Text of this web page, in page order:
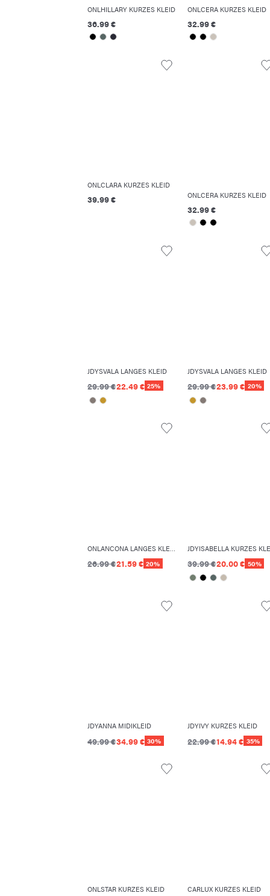
ONLHILLARY KURZES KLEID
36.99 €
ONLCERA KURZES KLEID
32.99 €
ONLCLARA KURZES KLEID
39.99 € ONLCERA KURZES KLEID
32.99 €
JDYSVALA LANGES KLEID
29.99 €22.49 € 25%
JDYSVALA LANGES KLEID
29.99 €23.99 € 20%
26.99 €21.59 € 20% 39.99 €20.00 € 50%
JDYANNA MIDIKLEID
49.99 €34.99 € 30%
JDYIVY KURZES KLEID
22.99 €14.94 € 35%
ONLSTAR KURZES KLEID CARLUX KURZES KLEID